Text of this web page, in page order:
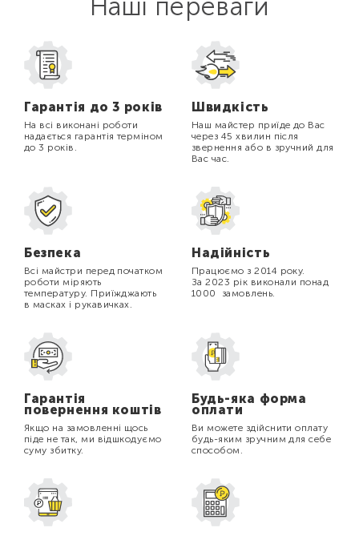
Наші переваги
Гарантія до 3 років
На всі виконані роботи
надається гарантія терміном
до 3 років.
Швидкість
Наш майстер приїде до Вас
через 45 хвилин після
звернення або в зручний для
Вас час.
Безпека
Всі майстри перед початком
роботи міряють
температуру. Приїжджають
в масках і рукавичках.
Надійність
Працюємо з 2014 року.
За 2023 рік виконали понад
1000 замовлень.
Гарантія
повернення коштів
Якщо на замовленні щось
піде не так, ми відшкодуємо
суму збитку.
Будь-яка форма
оплати
Ви можете здійснити оплату
будь-яким зручним для себе
способом.